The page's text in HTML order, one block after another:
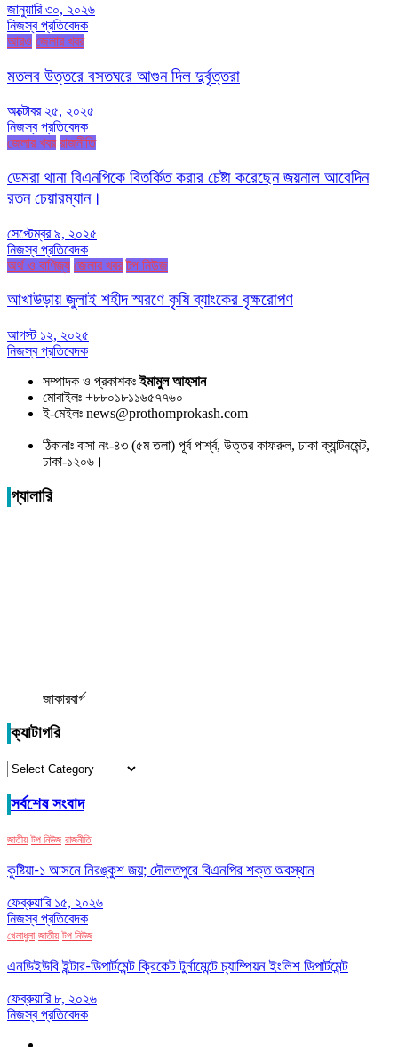
জানুয়ারি ৩০, ২০২৬
নিজস্ব প্রতিবেদক
আরও জেলার খবর
মতলব উত্তরে বসতঘরে আগুন দিল দুর্বৃত্তরা
অক্টোবর ২৫, ২০২৫
নিজস্ব প্রতিবেদক
জেলার খবর রাজনীতি
ডেমরা থানা বিএনপিকে বিতর্কিত করার চেষ্টা করেছেন জয়নাল আবেদিন
রতন চেয়ারম্যান।
সেপ্টেম্বর ৯, ২০২৫
নিজস্ব প্রতিবেদক
অর্থ ও বাণিজ্য জেলার খবর টপ নিউজ
আখাউড়ায় জুলাই শহীদ স্মরণে কৃষি ব্যাংকের বৃক্ষরোপণ
আগস্ট ১২, ২০২৫
নিজস্ব প্রতিবেদক
সম্পাদক ও প্রকাশকঃইমামুল আহসান
মোবাইলঃ +৮৮০১৮১১৬৫৭৭৬০
ই-মেইলঃ news@prothomprokash.com
ঠিকানাঃ বাসা নং-৪৩ (৫ম তলা) পূর্ব পার্শ্ব, উত্তর কাফরুল, ঢাকা ক্যান্টনমেন্ট,
ঢাকা-১২০৬।
গ্যালারি
জাকারবার্গ
ক্যাটাগরি
ক্যাটাগরি
সর্বশেষ সংবাদ
জাতীয় টপ নিউজ রাজনীতি
কুষ্টিয়া-১ আসনে নিরঙ্কুশ জয়; দৌলতপুরে বিএনপির শক্ত অবস্থান
ফেব্রুয়ারি ১৫, ২০২৬
নিজস্ব প্রতিবেদক
খেলাধুলা জাতীয় টপ নিউজ
এনডিইউবি ইন্টার-ডিপার্টমেন্ট ক্রিকেট টুর্নামেন্টে চ্যাম্পিয়ন ইংলিশ ডিপার্টমেন্ট
ফেব্রুয়ারি ৮, ২০২৬
নিজস্ব প্রতিবেদক